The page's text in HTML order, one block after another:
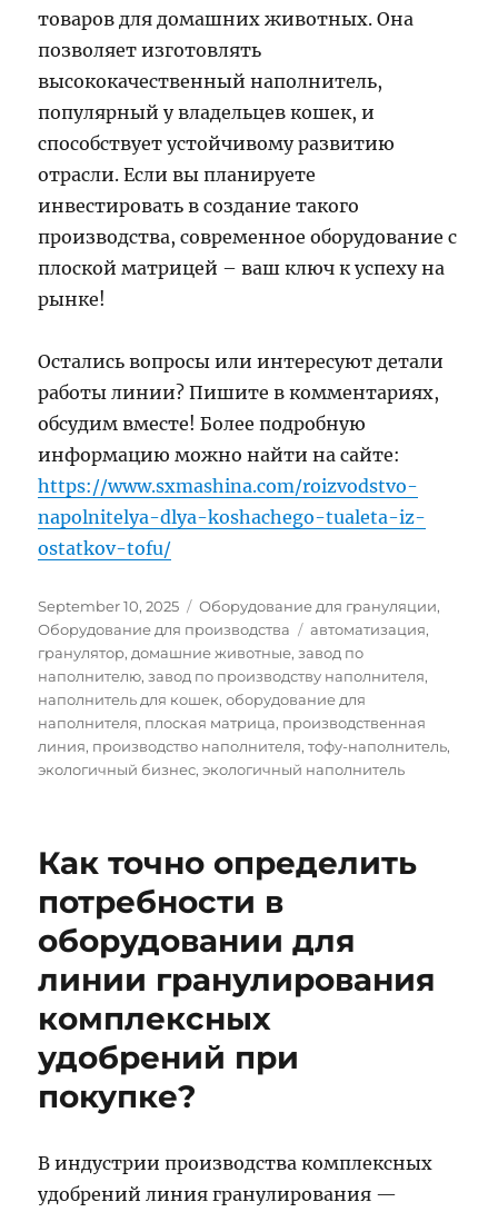
товаров для домашних животных. Она
позволяет изготовлять
высококачественный наполнитель,
популярный у владельцев кошек, и
способствует устойчивому развитию
отрасли. Если вы планируете
инвестировать в создание такого
производства, современное оборудование с
плоской матрицей – ваш ключ к успеху на
рынке!
Остались вопросы или интересуют детали
работы линии? Пишите в комментариях,
обсудим вместе! Более подробную
информацию можно найти на сайте:
https://www.sxmashina.com/roizvodstvo-
napolnitelya-dlya-koshachego-tualeta-iz-
ostatkov-tofu/
Posted
on
September 10, 2025 Categories
Оборудование для грануляции,
Оборудование для производства
Tags
автоматизация,
гранулятор, домашние животные,завод по
наполнителю,завод по производству наполнителя,
наполнитель для кошек,оборудование для
наполнителя, плоская матрица, производственная
линия, производство наполнителя,тофу-наполнитель,
экологичный бизнес,экологичный наполнитель
Как точно определить
потребности в
оборудовании для
линии гранулирования
комплексных
удобрений при
покупке?
В индустрии производства комплексных
удобрений линия гранулирования —